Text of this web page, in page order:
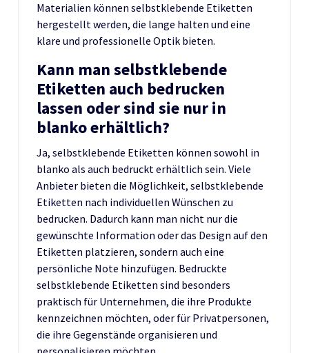
Materialien können selbstklebende Etiketten
hergestellt werden, die lange halten und eine
klare und professionelle Optik bieten.
Kann man selbstklebende
Etiketten auch bedrucken
lassen oder sind sie nur in
blanko erhältlich?
Ja, selbstklebende Etiketten können sowohl in
blanko als auch bedruckt erhältlich sein. Viele
Anbieter bieten die Möglichkeit, selbstklebende
Etiketten nach individuellen Wünschen zu
bedrucken. Dadurch kann man nicht nur die
gewünschte Information oder das Design auf den
Etiketten platzieren, sondern auch eine
persönliche Note hinzufügen. Bedruckte
selbstklebende Etiketten sind besonders
praktisch für Unternehmen, die ihre Produkte
kennzeichnen möchten, oder für Privatpersonen,
die ihre Gegenstände organisieren und